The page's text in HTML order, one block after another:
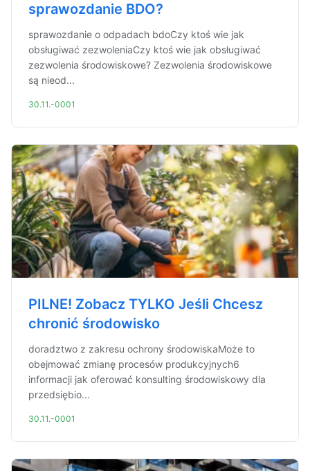
sprawozdanie BDO?
sprawozdanie o odpadach bdoCzy ktoś wie jak
obsługiwać zezwoleniaCzy ktoś wie jak obsługiwać
zezwolenia środowiskowe? Zezwolenia środowiskowe
są nieod...
30.11.-0001
PILNE! Zobacz TYLKO Jeśli Chcesz
chronić środowisko
doradztwo z zakresu ochrony środowiskaMoże to
obejmować zmianę procesów produkcyjnych6
informacji jak oferować konsulting środowiskowy dla
przedsiębio...
30.11.-0001